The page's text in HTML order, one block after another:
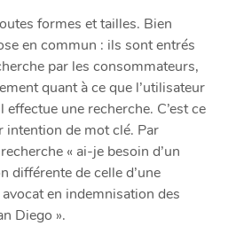
formes et tailles. Bien
en commun : ils sont entrés
par les consommateurs,
quant à ce que l’utilisateur
effectue une recherche. C’est ce
intention de mot clé. Par
« ai-je besoin d’un
différente de celle d’une
en indemnisation des
Diego ».